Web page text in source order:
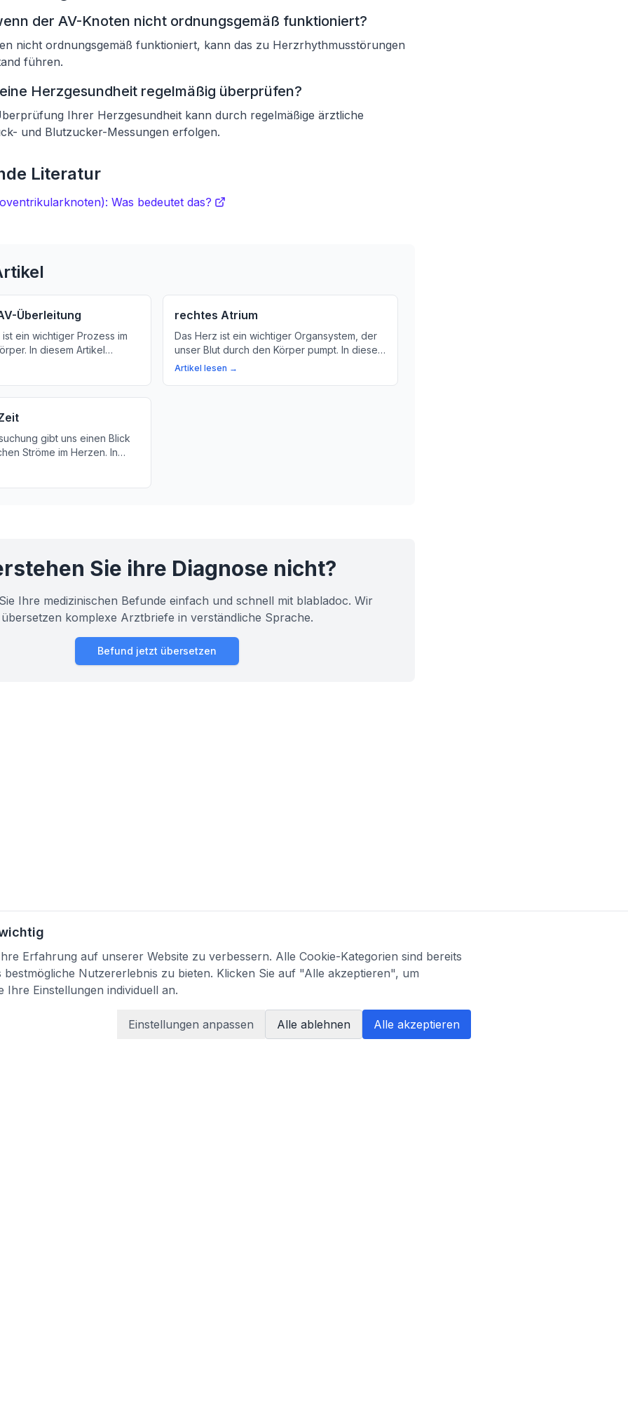
der AV-Knoten nicht ordnungsgemäß funktioniert?
nicht ordnungsgemäß funktioniert, kann das zu Herzrhythmusstörungen
führen.
Herzgesundheit regelmäßig überprüfen?
Ihrer Herzgesundheit kann durch regelmäßige ärztliche
und Blutzucker-Messungen erfolgen.
Literatur
Was bedeutet das?
Überleitung
ein wichtiger Prozess im
In diesem Artikel
die AV-Überleitung den
rechtes Atrium
Das Herz ist ein wichtiger Organsystem, der
unser Blut durch den Körper pumpt. In diesem
Artikel erfahren Sie, wie das Herz funktioniert
Artikel lesen →
gibt uns einen Blick
Ströme im Herzen. In
wir, was die PQ-Zeit
Sie ihre Diagnose nicht?
Ihre medizinischen Befunde einfach und schnell mit blabladoc. Wir
übersetzen komplexe Arztbriefe in verständliche Sprache.
Befund jetzt übersetzen
Erfahrung auf unserer Website zu verbessern. Alle Cookie-Kategorien sind bereits
Nutzererlebnis zu bieten. Klicken Sie auf "Alle akzeptieren", um
Einstellungen individuell an.
Einstellungen anpassen Alle ablehnen Alle akzeptieren